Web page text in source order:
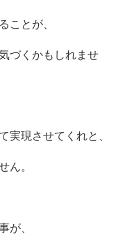
ことが、
づくかもしれませ
実現させてくれと、
ん。
が、